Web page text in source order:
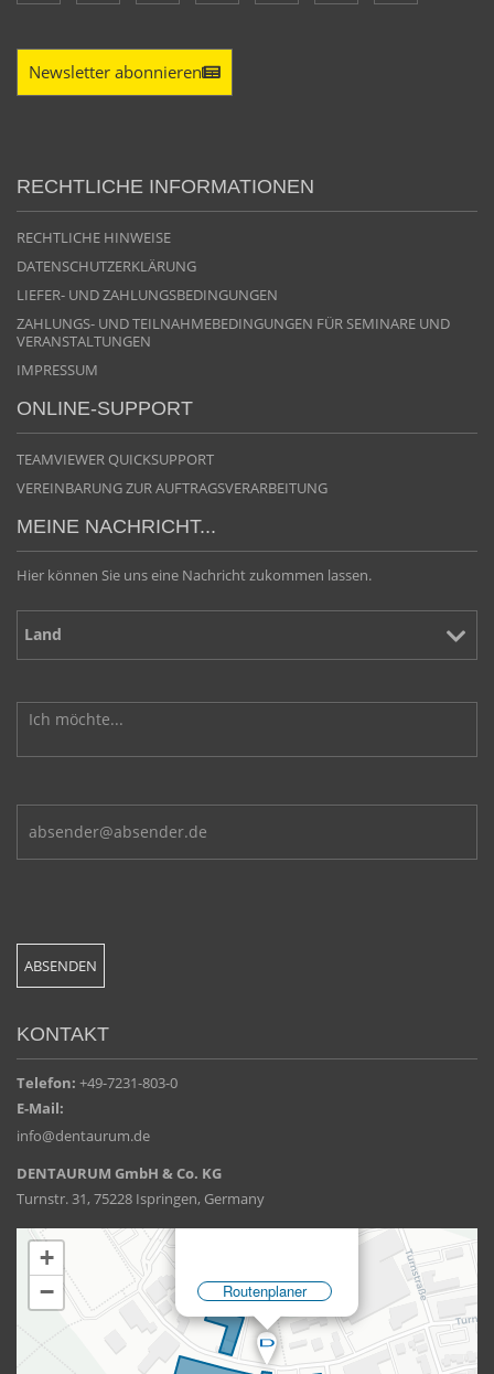
Newsletter abonnieren
RECHTLICHE INFORMATIONEN
RECHTLICHE HINWEISE
DATENSCHUTZERKLÄRUNG
LIEFER- UND ZAHLUNGSBEDINGUNGEN
ZAHLUNGS- UND TEILNAHMEBEDINGUNGEN FÜR SEMINARE UND
VERANSTALTUNGEN
IMPRESSUM
ONLINE-SUPPORT
TEAMVIEWER QUICKSUPPORT
VEREINBARUNG ZUR AUFTRAGSVERARBEITUNG
MEINE NACHRICHT...
Hier können Sie uns eine Nachricht zukommen lassen.
KONTAKT
Telefon: +49-7231-803-0
E-Mail:
info@dentaurum.de
DENTAURUM GmbH & Co. KG
Turnstr. 31, 75228 Ispringen, Germany